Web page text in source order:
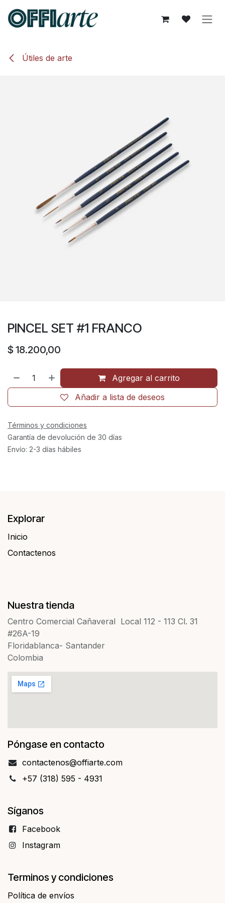
Útiles de arte
PINCEL SET #1 FRANCO
$ 18.200,00
Agregar al carrito
Añadir a lista de deseos
Términos y condiciones
Garantía de devolución de 30 días
Envío: 2-3 días hábiles
Explorar
Inicio
Contactenos​​
Nuestra tienda
Centro Comercial Cañaveral Local 112 - 113 Cl. 31
#26A-19
Floridablanca- Santander
Colombia
Póngase en contacto
contact​​enos@offiarte.com
+57 (318) 595 - 4931
Síganos
Facebo​​ok
Instagram
Terminos y condiciones
Política de envíos